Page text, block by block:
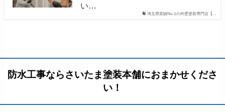
埼玉県実績No.1の外壁塗装専門店【…
い…
防水工事ならさいたま塗装本舗におまかせくださ
い！